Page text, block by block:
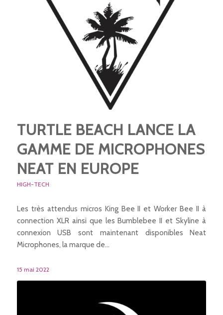
TURTLE BEACH LANCE LA
GAMME DE MICROPHONES
NEAT EN EUROPE
HIGH-TECH
Les très attendus micros King Bee II et Worker Bee II à
connection XLR ainsi que les Bumblebee II et Skyline à
connexion USB sont maintenant disponibles Neat
Microphones, la marque de…
15 mai 2022